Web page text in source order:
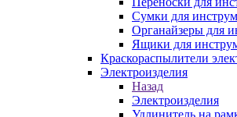
Сумки для
Органайзеры для
Ящики для
Краскораспылители
Электроизделия
Назад
Электроизделия
Удлинитель на